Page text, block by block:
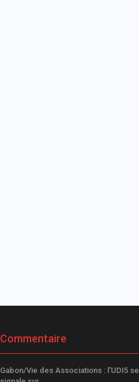
Commentaire
Gabon/Vie des Associations : l'UDI5 se